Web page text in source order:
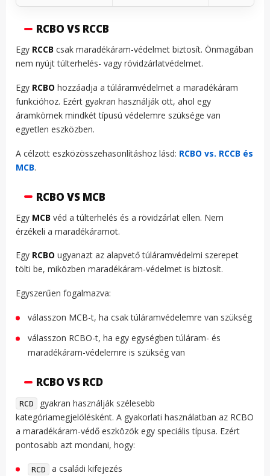
RCBO VS RCCB
Egy RCCB csak maradékáram-védelmet biztosít. Önmagában
nem nyújt túlterhelés- vagy rövidzárlatvédelmet.
Egy RCBO hozzáadja a túláramvédelmet a maradékáram
funkcióhoz. Ezért gyakran használják ott, ahol egy
áramkörnek mindkét típusú védelemre szüksége van
egyetlen eszközben.
A célzott eszközösszehasonlításhoz lásd: RCBO vs. RCCB és
MCB.
RCBO VS MCB
Egy MCB véd a túlterhelés és a rövidzárlat ellen. Nem
érzékeli a maradékáramot.
Egy RCBO ugyanazt az alapvető túláramvédelmi szerepet
tölti be, miközben maradékáram-védelmet is biztosít.
Egyszerűen fogalmazva:
válasszon MCB-t, ha csak túláramvédelemre van szükség
válasszon RCBO-t, ha egy egységben túláram- és
maradékáram-védelemre is szükség van
RCBO VS RCD
RCD
gyakran használják szélesebb
kategóriamegjelölésként. A gyakorlati használatban az RCBO
a maradékáram-védő eszközök egy speciális típusa. Ezért
pontosabb azt mondani, hogy:
RCD a családi kifejezés